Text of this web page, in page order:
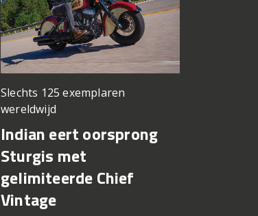
Slechts 125 exemplaren
wereldwijd
Indian eert oorsprong
Sturgis met
gelimiteerde Chief
Vintage